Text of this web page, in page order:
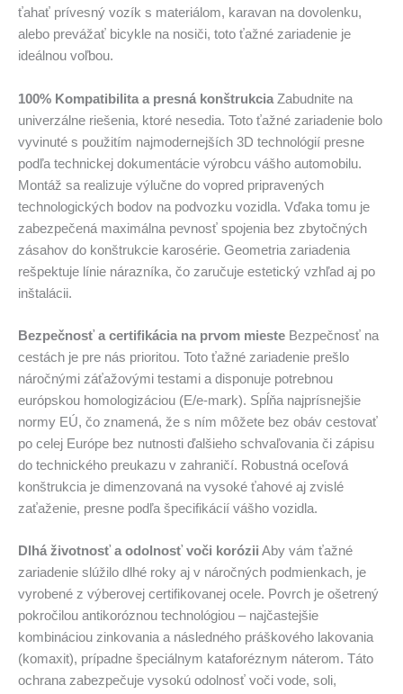
ťahať prívesný vozík s materiálom, karavan na dovolenku,
alebo prevážať bicykle na nosiči, toto ťažné zariadenie je
ideálnou voľbou.
100% Kompatibilita a presná konštrukcia Zabudnite na
univerzálne riešenia, ktoré nesedia. Toto ťažné zariadenie bolo
vyvinuté s použitím najmodernejších 3D technológií presne
podľa technickej dokumentácie výrobcu vášho automobilu.
Montáž sa realizuje výlučne do vopred pripravených
technologických bodov na podvozku vozidla. Vďaka tomu je
zabezpečená maximálna pevnosť spojenia bez zbytočných
zásahov do konštrukcie karosérie. Geometria zariadenia
rešpektuje línie nárazníka, čo zaručuje estetický vzhľad aj po
inštalácii.
Bezpečnosť a certifikácia na prvom mieste Bezpečnosť na
cestách je pre nás prioritou. Toto ťažné zariadenie prešlo
náročnými záťažovými testami a disponuje potrebnou
európskou homologizáciou (E/e-mark). Spĺňa najprísnejšie
normy EÚ, čo znamená, že s ním môžete bez obáv cestovať
po celej Európe bez nutnosti ďalšieho schvaľovania či zápisu
do technického preukazu v zahraničí. Robustná oceľová
konštrukcia je dimenzovaná na vysoké ťahové aj zvislé
zaťaženie, presne podľa špecifikácií vášho vozidla.
Dlhá životnosť a odolnosť voči korózii Aby vám ťažné
zariadenie slúžilo dlhé roky aj v náročných podmienkach, je
vyrobené z výberovej certifikovanej ocele. Povrch je ošetrený
pokročilou antikoróznou technológiou – najčastejšie
kombináciou zinkovania a následného práškového lakovania
(komaxit), prípadne špeciálnym kataforéznym náterom. Táto
ochrana zabezpečuje vysokú odolnosť voči vode, soli,